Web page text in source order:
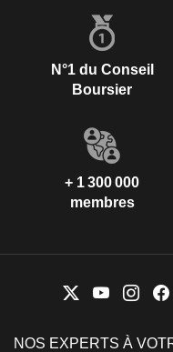
N°1 du Conseil
Boursier
+ 1 300 000
membres
NOS EXPERTS À